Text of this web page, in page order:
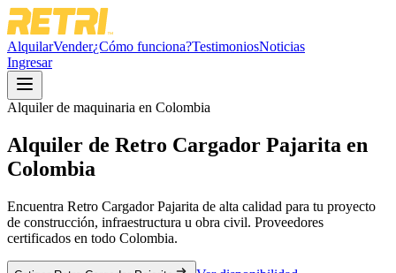
AlquilarVender¿Cómo funciona?TestimoniosNoticias
Ingresar
Alquiler de maquinaria en Colombia
Alquiler de Retro Cargador Pajarita en
Colombia
Encuentra Retro Cargador Pajarita de alta calidad para tu proyecto
de construcción, infraestructura u obra civil. Proveedores
certificados en todo Colombia.